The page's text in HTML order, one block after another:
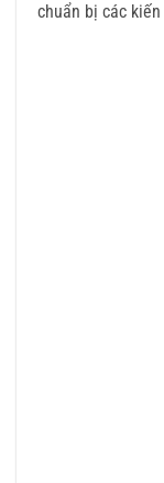
chuẩn bị các kiến